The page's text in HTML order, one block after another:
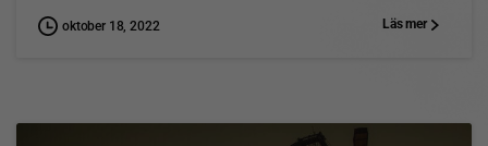
oktober 18, 2022 Läs mer